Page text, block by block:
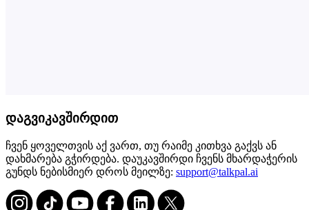
დაგვიკავშირდით
ჩვენ ყოველთვის აქ ვართ, თუ რაიმე კითხვა გაქვს ან
დახმარება გჭირდება. დაუკავშირდი ჩვენს მხარდაჭერის
გუნდს ნებისმიერ დროს მეილზე: support@talkpal.ai